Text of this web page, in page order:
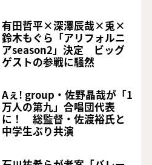
有田哲平×深澤辰哉×兎×
鈴木もぐら「アリフォルニ
アseason2」決定 ビッグ
ゲストの参戦に騒然
Aぇ! group・佐野晶哉が「1
万人の第九」合唱団代表
に！ 総監督・佐渡裕氏と
中学生ぶり共演